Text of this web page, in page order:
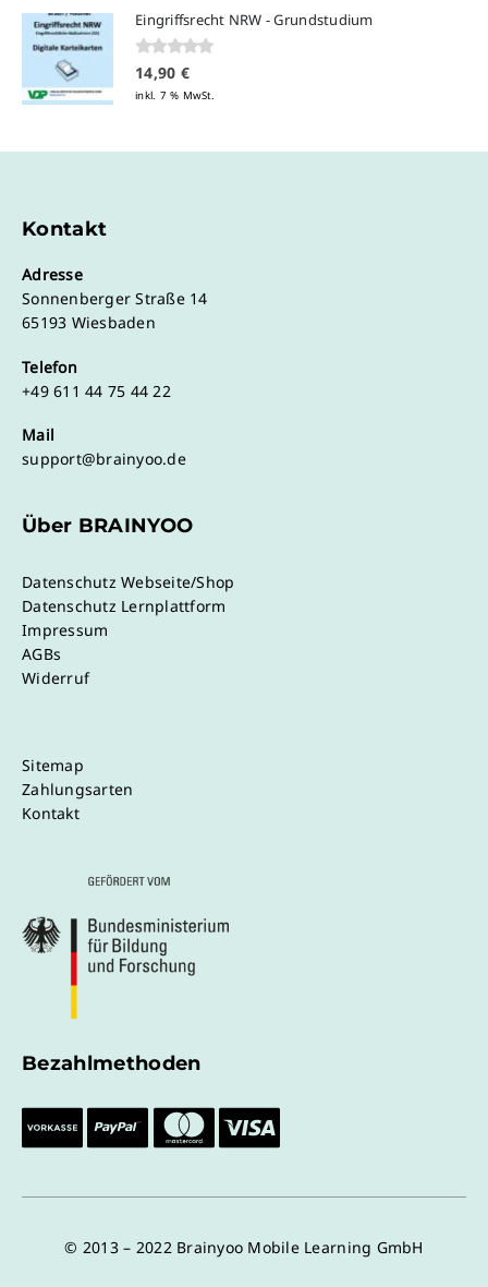
Eingriffsrecht NRW - Grundstudium
0 von 5
14,90 €
inkl. 7 % MwSt.
Kontakt
Adresse
Sonnenberger Straße 14
65193 Wiesbaden
Telefon
+49 611 44 75 44 22
Mail
support@brainyoo.de
Über BRAINYOO
Datenschutz Webseite/Shop
Datenschutz Lernplattform
Impressum
AGBs
Widerruf
Sitemap
Zahlungsarten
Kontakt
Bezahlmethoden
© 2013 – 2022 Brainyoo Mobile Learning GmbH